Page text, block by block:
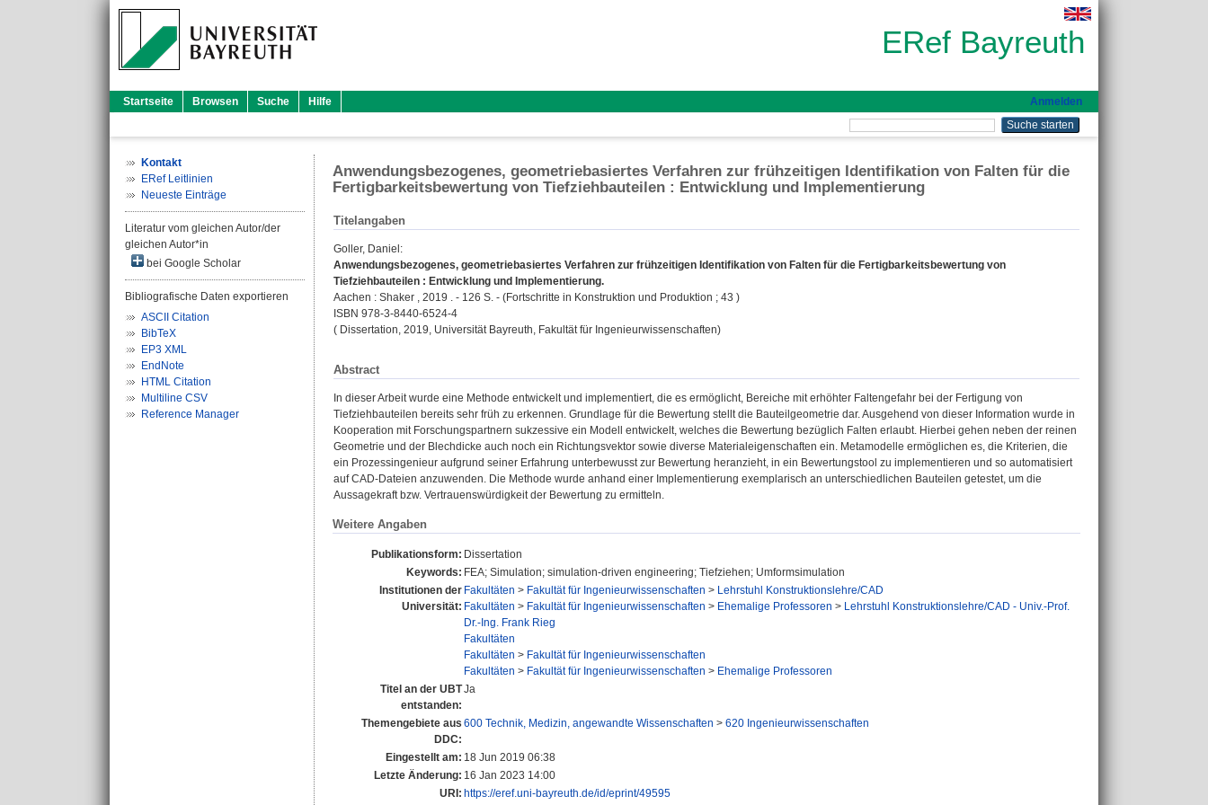
ERef Bayreuth
Startseite Browsen Suche Hilfe Anmelden
Kontakt
ERef Leitlinien
Neueste Einträge
Literatur vom gleichen Autor/der
gleichen Autor*in
bei Google Scholar
Bibliografische Daten exportieren
ASCII Citation
BibTeX
EP3 XML
EndNote
HTML Citation
Multiline CSV
Reference Manager
Anwendungsbezogenes, geometriebasiertes Verfahren zur frühzeitigen Identifikation von Falten für die
Fertigbarkeitsbewertung von Tiefziehbauteilen : Entwicklung und Implementierung
Titelangaben
Goller, Daniel :
Anwendungsbezogenes, geometriebasiertes Verfahren zur frühzeitigen Identifikation von Falten für die Fertigbarkeitsbewertung von
Tiefziehbauteilen : Entwicklung und Implementierung.
Aachen : Shaker , 2019 . - 126 S. - (Fortschritte in Konstruktion und Produktion ; 43 )
ISBN 978-3-8440-6524-4
( Dissertation, 2019, Universität Bayreuth, Fakultät für Ingenieurwissenschaften)
Abstract
In dieser Arbeit wurde eine Methode entwickelt und implementiert, die es ermöglicht, Bereiche mit erhöhter Faltengefahr bei der Fertigung von
Tiefziehbauteilen bereits sehr früh zu erkennen. Grundlage für die Bewertung stellt die Bauteilgeometrie dar. Ausgehend von dieser Information wurde in
Kooperation mit Forschungspartnern sukzessive ein Modell entwickelt, welches die Bewertung bezüglich Falten erlaubt. Hierbei gehen neben der reinen
Geometrie und der Blechdicke auch noch ein Richtungsvektor sowie diverse Materialeigenschaften ein. Metamodelle ermöglichen es, die Kriterien, die
ein Prozessingenieur aufgrund seiner Erfahrung unterbewusst zur Bewertung heranzieht, in ein Bewertungstool zu implementieren und so automatisiert
auf CAD-Dateien anzuwenden. Die Methode wurde anhand einer Implementierung exemplarisch an unterschiedlichen Bauteilen getestet, um die
Aussagekraft bzw. Vertrauenswürdigkeit der Bewertung zu ermitteln.
Weitere Angaben
Publikationsform: Dissertation
Keywords: FEA; Simulation; simulation-driven engineering; Tiefziehen; Umformsimulation
Institutionen der
Universität:
Fakultäten > Fakultät für Ingenieurwissenschaften > Lehrstuhl Konstruktionslehre/CAD
Fakultäten > Fakultät für Ingenieurwissenschaften > Ehemalige Professoren > Lehrstuhl Konstruktionslehre/CAD - Univ.-Prof.
Dr.-Ing. Frank Rieg
Fakultäten
Fakultäten > Fakultät für Ingenieurwissenschaften
Fakultäten > Fakultät für Ingenieurwissenschaften > Ehemalige Professoren
Titel an der UBT
entstanden:
Ja
Themengebiete aus
DDC:
600 Technik, Medizin, angewandte Wissenschaften > 620 Ingenieurwissenschaften
Eingestellt am: 18 Jun 2019 06:38
Letzte Änderung: 16 Jan 2023 14:00
URI: https://eref.uni-bayreuth.de/id/eprint/49595